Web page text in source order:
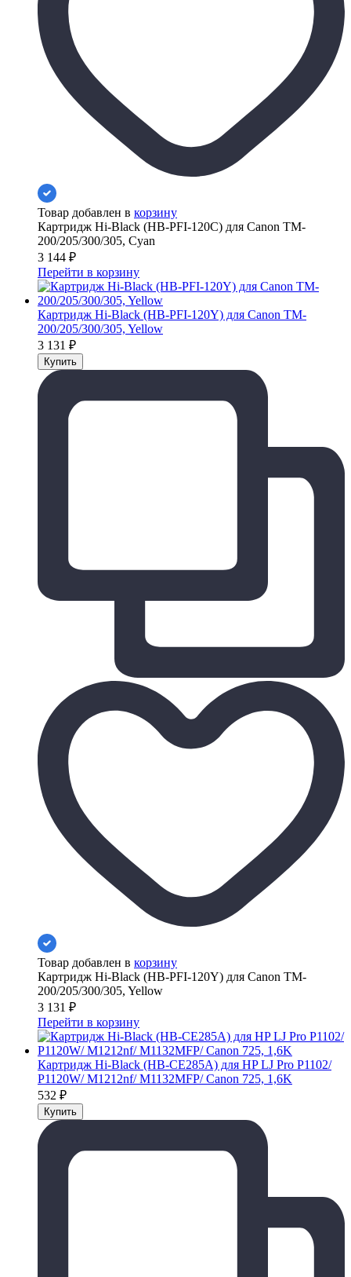
Товар добавлен в корзину
Картридж Hi-Black (HB-PFI-120C) для Canon TM-
200/205/300/305, Cyan
3 144 ₽
Перейти в корзину
Картридж Hi-Black (HB-PFI-120Y) для Canon TM-
200/205/300/305, Yellow
3 131 ₽
Товар добавлен в корзину
Картридж Hi-Black (HB-PFI-120Y) для Canon TM-
200/205/300/305, Yellow
3 131 ₽
Перейти в корзину
Картридж Hi-Black (HB-CE285A) для HP LJ Pro P1102/
P1120W/ M1212nf/ M1132MFP/ Canon 725, 1,6K
532 ₽